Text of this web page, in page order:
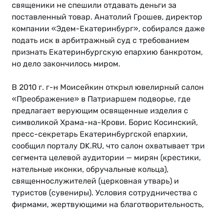
священики не спешили отдавать деньги за
поставленный товар. Анатолий Грошев, директор
компании «Эдем-Екатеринбург», собирался даже
подать иск в арбитражный суд с требованием
признать Екатеринбургскую епархию банкротом,
но дело закончилось миром.
В 2010 г. г-н Моисейкин открыл ювелирный салон
«Преображение» в Патриаршем подворье, где
предлагает верующим освященные изделия с
символикой Храма-на-Крови. Борис Косинский,
пресс-секретарь Екатеринбургской епархии,
сообщил порталу DK.RU, что салон охватывает три
сегмента целевой аудитории — мирян (крестики,
нательные иконки, обручальные кольца),
священнослужителей (церковная утварь) и
туристов (сувениры). Условия сотрудничества с
фирмами, жертвующими на благотворительность,